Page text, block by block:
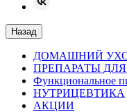
Назад
ДОМАШНИЙ
ПРЕПАРАТЫ
Функциональное
НУТРИЦЕВТИКА
АКЦИИ